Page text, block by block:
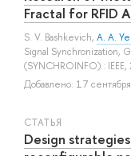
Fractal for RFID
S. V. Bashkevich, A. A.
Signal Synchronization,
(SYNCHROINFO).: IEEE,
Добавлено: 17
СТАТЬЯ
Design